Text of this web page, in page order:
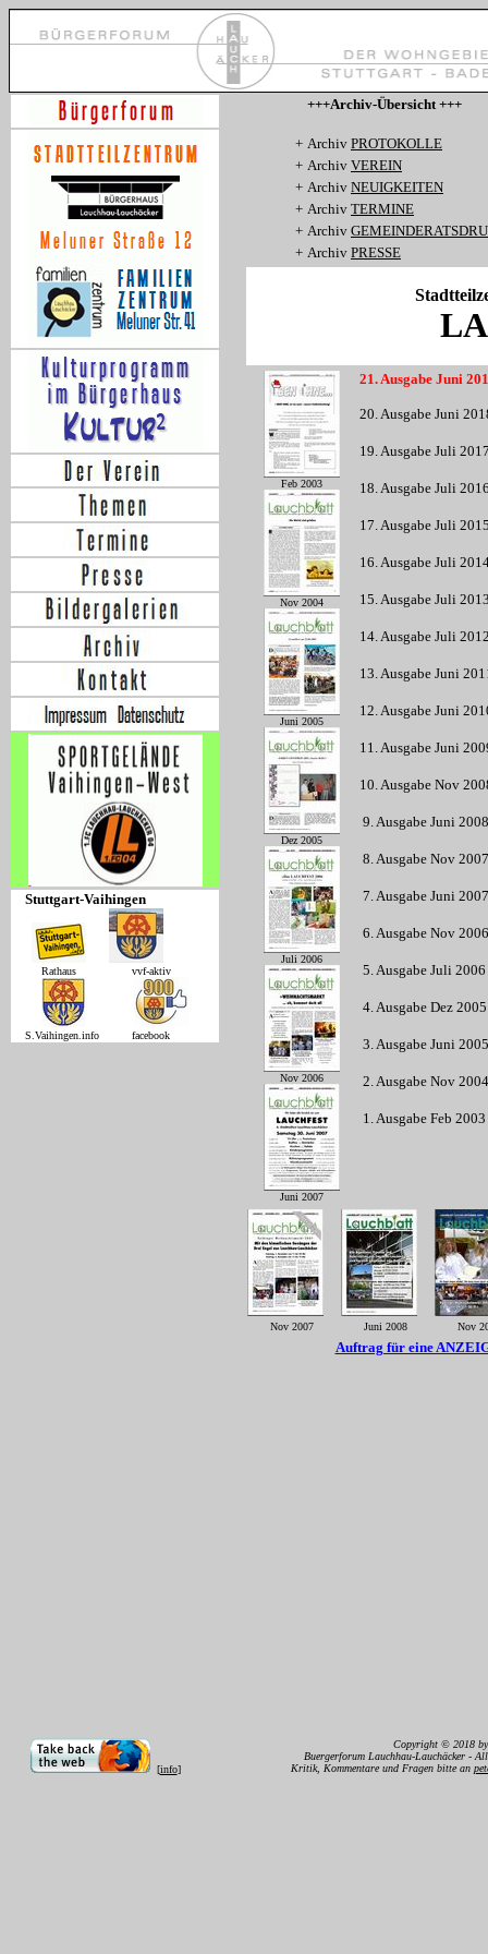
Stuttgart-Vaihingen
Rathaus vvf-aktiv
S.Vaihingen.info facebook
+++Archiv-Übersicht +++
+ Archiv PROTOKOLLE
+ Archiv VEREIN
+ Archiv NEUIGKEITEN
+ Archiv TERMINE
+ Archiv
+ Archiv PRESSE
Feb 2003
Nov 2004
Juni 2005
Dez 2005
Juli 2006
Nov 2006
Juni 2007
21. Ausgabe Juni
20. Ausgabe Juni
19. Ausgabe Juli
18. Ausgabe Juli
17. Ausgabe Juli
16. Ausgabe Juli
15. Ausgabe Juli
14. Ausgabe Juli
13. Ausgabe Juni
12. Ausgabe Juni
11. Ausgabe Juni
10. Ausgabe Nov
9. Ausgabe Juni
8. Ausgabe Nov
7. Ausgabe Juni
6. Ausgabe Nov
5. Ausgabe Juli
4. Ausgabe Dez
3. Ausgabe Juni
2. Ausgabe Nov
1. Ausgabe Feb
Nov 2007 Juni 2008 Nov
Auftrag für eine
[info]
Copyright © 2018
Buergerforum Lauchhau-Lauchäcker -
Kritik, Kommentare und Fragen bitte an